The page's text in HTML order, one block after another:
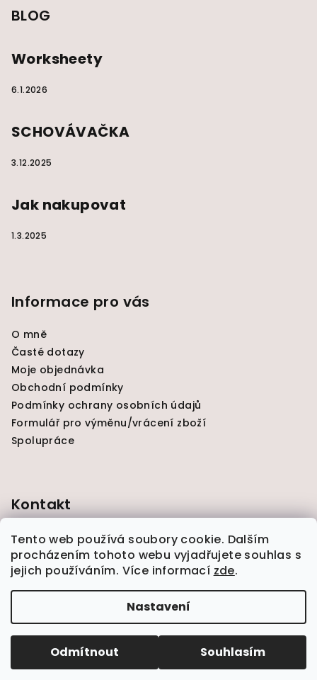
Tento web používá soubory cookie. Dalším
procházením tohoto webu vyjadřujete souhlas s
jejich používáním. Více informací zde.
Nastavení
Odmítnout Souhlasím
BLOG
Worksheety
6.1.2026
SCHOVÁVAČKA
3.12.2025
Jak nakupovat
1.3.2025
Informace pro vás
O mně
Časté dotazy
Moje objednávka
Obchodní podmínky
Podmínky ochrany osobních údajů
Formulář pro výměnu/vrácení zboží
Spolupráce
Kontakt
holkazblazince@seznam.cz
vyhrazena.
Vytvořil Shoptet